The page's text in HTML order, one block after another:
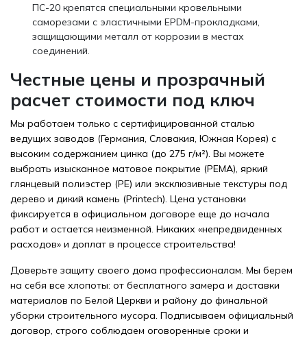
ПС-20 крепятся специальными кровельными
саморезами с эластичными EPDM-прокладками,
защищающими металл от коррозии в местах
соединений.
Честные цены и прозрачный
расчет стоимости под ключ
Мы работаем только с сертифицированной сталью
ведущих заводов (Германия, Словакия, Южная Корея) с
высоким содержанием цинка (до 275 г/м²). Вы можете
выбрать изысканное матовое покрытие (PEMA), яркий
глянцевый полиэстер (PE) или эксклюзивные текстуры под
дерево и дикий камень (Printech). Цена установки
фиксируется в официальном договоре еще до начала
работ и остается неизменной. Никаких «непредвиденных
расходов» и доплат в процессе строительства!
Доверьте защиту своего дома профессионалам. Мы берем
на себя все хлопоты: от бесплатного замера и доставки
материалов по Белой Церкви и району до финальной
уборки строительного мусора. Подписываем официальный
договор, строго соблюдаем оговоренные сроки и